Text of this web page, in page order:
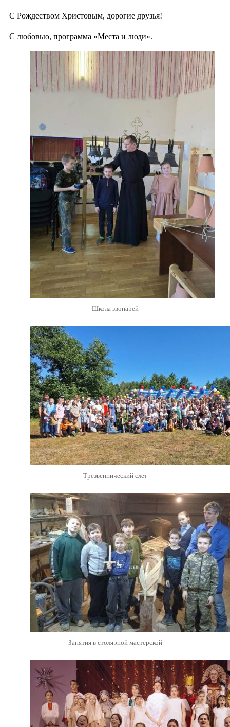
С Рождеством Христовым, дорогие друзья!
С любовью, программа «Места и люди».
Школа звонарей
Трезвеннический слет
Занятия в столярной мастерской